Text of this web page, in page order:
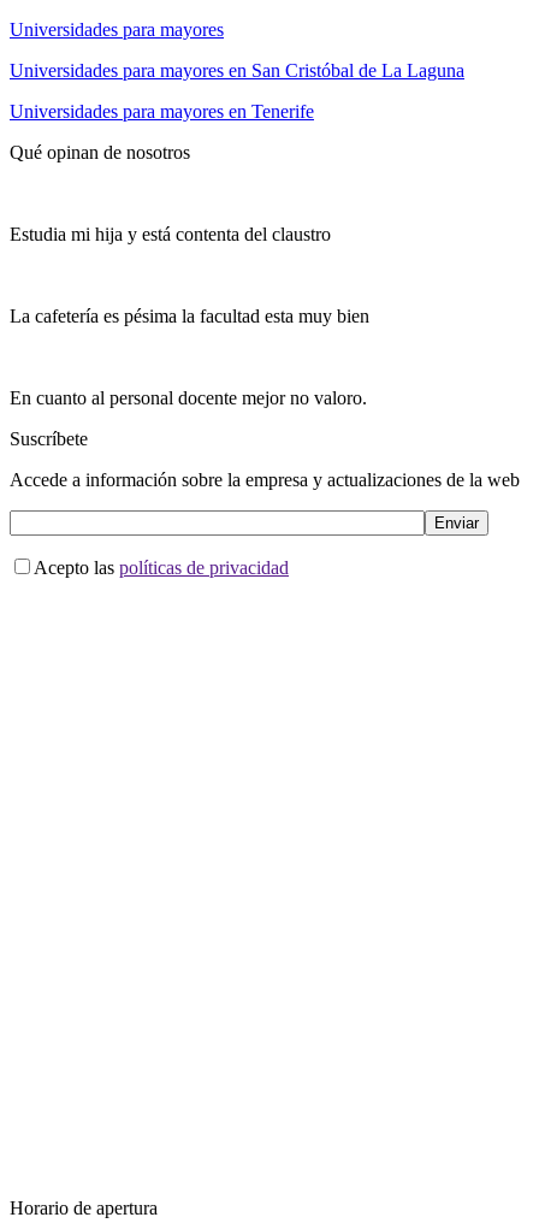
Universidades para mayores
Universidades para mayores en San Cristóbal de La Laguna
Universidades para mayores en Tenerife
Qué opinan de nosotros
Estudia mi hija y está contenta del claustro
La cafetería es pésima la facultad esta muy bien
En cuanto al personal docente mejor no valoro.
Suscríbete
Accede a información sobre la empresa y actualizaciones de la web
Acepto las políticas de privacidad
Horario de apertura